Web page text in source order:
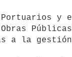
y
a la